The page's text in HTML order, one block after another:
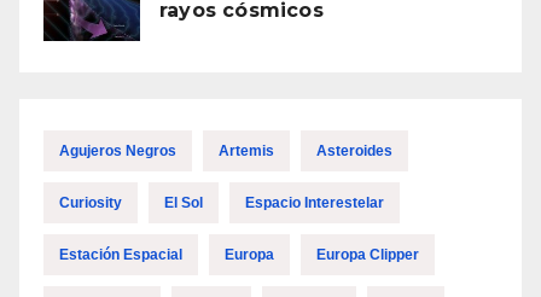
rayos cósmicos
Agujeros Negros Artemis Asteroides
Curiosity El Sol Espacio Interestelar
Estación Espacial Europa Europa Clipper